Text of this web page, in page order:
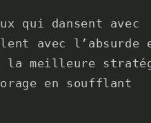
qui dansent avec
avec l’absurde
la meilleure
en soufflant